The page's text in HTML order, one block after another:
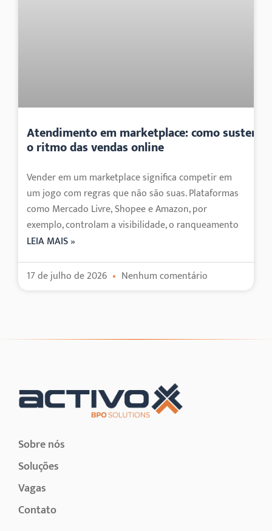
Atendimento em marketplace: como
o ritmo das vendas online
Vender em um marketplace significa competir em
um jogo com regras que não são suas. Plataformas
como Mercado Livre, Shopee e Amazon, por
exemplo, controlam a visibilidade, o ranqueamento
LEIA MAIS »
17 de julho de 2026 Nenhum comentário
Sobre nós
Soluções
Vagas
Contato